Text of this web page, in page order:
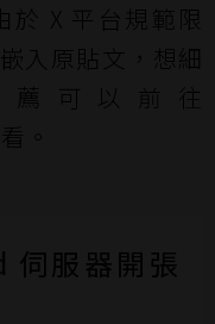
X 平台規範限
入原貼文，想細
可以前往
。
伺服器開張